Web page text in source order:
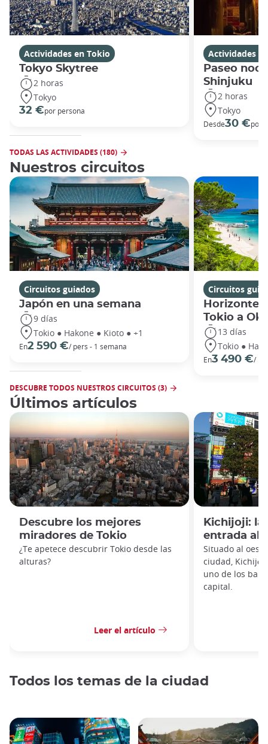
Actividades en Tokio
Tokyo Skytree
2 horas
Tokyo
32 €por persona
Actividades
Paseo
Shinjuku
2 horas
Tokyo
Desde30 €por
TODAS LAS ACTIVIDADES (180)
Nuestros circuitos
Circuitos guiados
Japón en una semana
9 días
Tokio ● Hakone ● Kioto ● +1
En2 590 €/ pers - 1 semana
Circuitos
Horizontes
Tokio a
13 días
Tokio ●
En3 490 €/
DESCUBRE TODOS NUESTROS CIRCUITOS (3)
Últimos artículos
Descubre los mejores
miradores de Tokio
¿Te apetece descubrir Tokio desde las
alturas?
Leer el artículo
Kichijoji: la
entrada al
Situado al
ciudad,
uno de los
capital.
Todos los temas de la ciudad